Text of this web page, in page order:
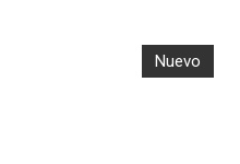
Nuevo